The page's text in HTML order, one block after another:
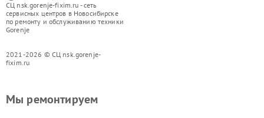
СЦ nsk.gorenje-fixim.ru - сеть
сервисных центров в Новосибирске
по ремонту и обслуживанию техники
Gorenje
2021-2026 © СЦ nsk.gorenje-
fixim.ru
Мы ремонтируем